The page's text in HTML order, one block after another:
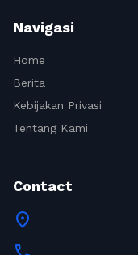
Navigasi
Home
Berita
Kebijakan Privasi
Tentang Kami
Contact
location_on